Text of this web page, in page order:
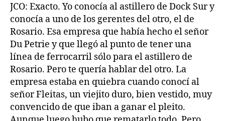
JCO: Exacto. Yo conocía al astillero de Dock Sur y
conocía a uno de los gerentes del otro, el de
Rosario. Esa empresa que había hecho el señor
Du Petrie y que llegó al punto de tener una
línea de ferrocarril sólo para el astillero de
Rosario. Pero te quería hablar del otro. La
empresa estaba en quiebra cuando conocí al
señor Fleitas, un viejito duro, bien vestido, muy
convencido de que iban a ganar el pleito.